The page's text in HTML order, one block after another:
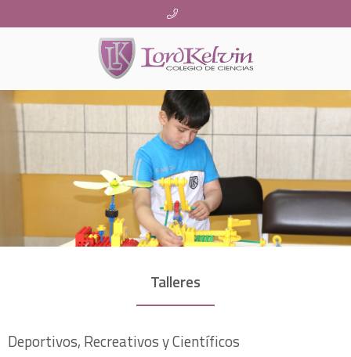
Talleres
Deportivos, Recreativos y Científicos